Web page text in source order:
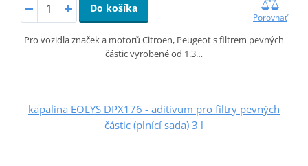
Do košíka
Porovnať
Pro vozidla značek a motorů Citroen, Peugeot s filtrem pevných
částic vyrobené od 1.3…
kapalina EOLYS DPX176 - aditivum pro filtry pevných
částic (plnící sada) 3 l